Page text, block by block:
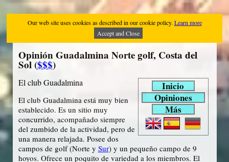
Our web site uses cookies as described in our cookie policy. Learn more
Accept and Close
Opinión Guadalmina Norte golf, Costa del
Sol ($$$)
Inicio
Opiniones
Más
El club Guadalmina
El club Guadalmina está muy bien
establecido. Es un sitio muy
concurrido, acompañado siempre
del zumbido de la actividad, pero de
una manera relajada. Posee dos
campos de golf (Norte y Sur) y un pequeño campo de 9
hoyos. Ofrece un poquito de variedad a los miembros. El